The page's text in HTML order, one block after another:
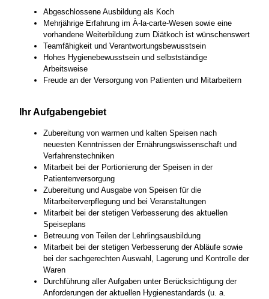
Abgeschlossene Ausbildung als Koch
Mehrjährige Erfahrung im À-la-carte-Wesen sowie eine
vorhandene Weiterbildung zum Diätkoch ist wünschenswert
Teamfähigkeit und Verantwortungsbewusstsein
Hohes Hygienebewusstsein und selbstständige
Arbeitsweise
Freude an der Versorgung von Patienten und Mitarbeitern
Ihr Aufgabengebiet
Zubereitung von warmen und kalten Speisen nach
neuesten Kenntnissen der Ernährungswissenschaft und
Verfahrenstechniken
Mitarbeit bei der Portionierung der Speisen in der
Patientenversorgung
Zubereitung und Ausgabe von Speisen für die
Mitarbeiterverpflegung und bei Veranstaltungen
Mitarbeit bei der stetigen Verbesserung des aktuellen
Speiseplans
Betreuung von Teilen der Lehrlingsausbildung
Mitarbeit bei der stetigen Verbesserung der Abläufe sowie
bei der sachgerechten Auswahl, Lagerung und Kontrolle der
Waren
Durchführung aller Aufgaben unter Berücksichtigung der
Anforderungen der aktuellen Hygienestandards (u. a.